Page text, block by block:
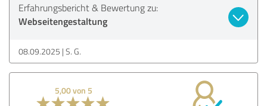
Erfahrungsbericht & Bewertung zu:
Webseitengestaltung
08.09.2025 S. G.
5,00 von 5